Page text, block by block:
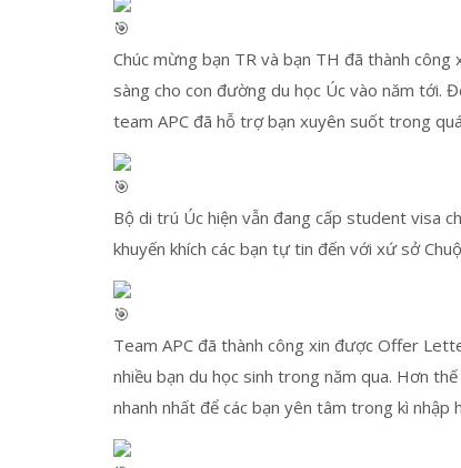
Chúc mừng bạn TR và bạn TH đã thành
sàng cho con đường du học Úc vào năm tới.
team APC đã hỗ trợ bạn xuyên suốt trong
Bộ di trú Úc hiện vẫn đang cấp student visa
khuyến khích các bạn tự tin đến với xứ sở
Team APC đã thành công xin được Offer
nhiều bạn du học sinh trong năm qua. Hơn
nhanh nhất để các bạn yên tâm trong kì nhập